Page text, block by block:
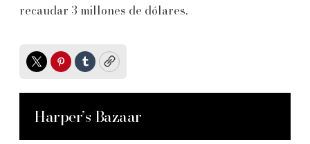
recaudar 3 millones de dólares.
TwitterPinterest
TumblrCopy
Harper’s Bazaar